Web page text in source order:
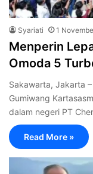
Syariati 1
Menperin
Omoda 5
Sakawarta, Jakarta
Gumiwang
dalam negeri PT
Read More »